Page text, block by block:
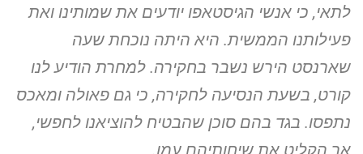
לתאי, כי אנשי הגיסטאפו יודעים את שמותינו ואת
פעילותנו הממשית. היא היתה נוכחת שעה
שארנסט הירש נשבר בחקירה. למחרת הודיע לנו
קורט, בשעת הנסיעה לחקירה, כי גם פאולה ומאכס
נתפסו. בגד בהם סוכן שהבטיח להוציאנו לחפשי,
אך הקליט את שיחותיהם עמו.